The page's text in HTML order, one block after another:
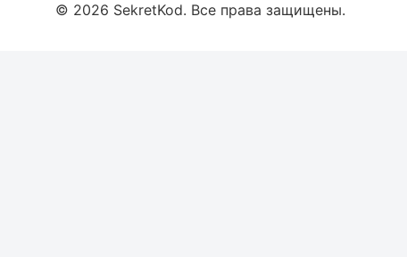
© 2026 SekretKod. Все права защищены.